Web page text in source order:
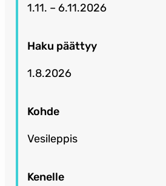
1.11. – 6.11.2026
Haku päättyy
1.8.2026
Kohde
Vesileppis
Kenelle